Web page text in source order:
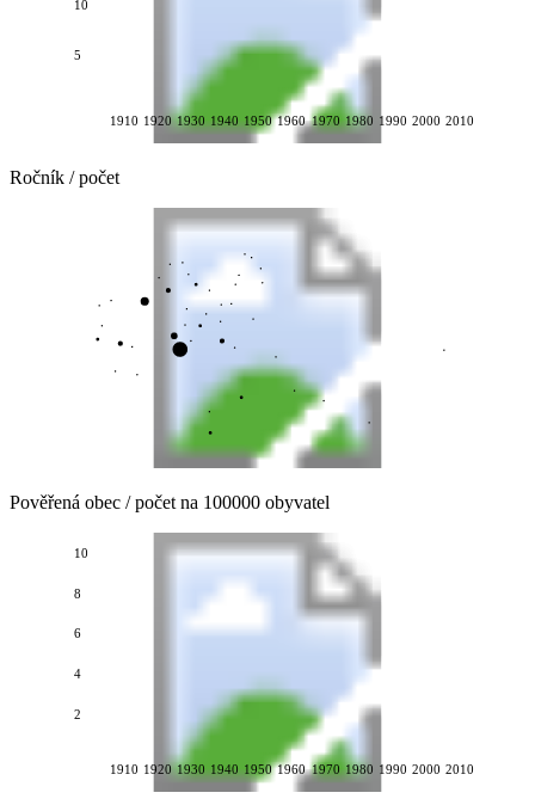
1910 1920 1930 1940 1950 1960 1970 1980 1990 2000 2010
5
10
Ročník / počet
Pověřená obec / počet na 100000 obyvatel
1910 1920 1930 1940 1950 1960 1970 1980 1990 2000 2010
2
4
6
8
10